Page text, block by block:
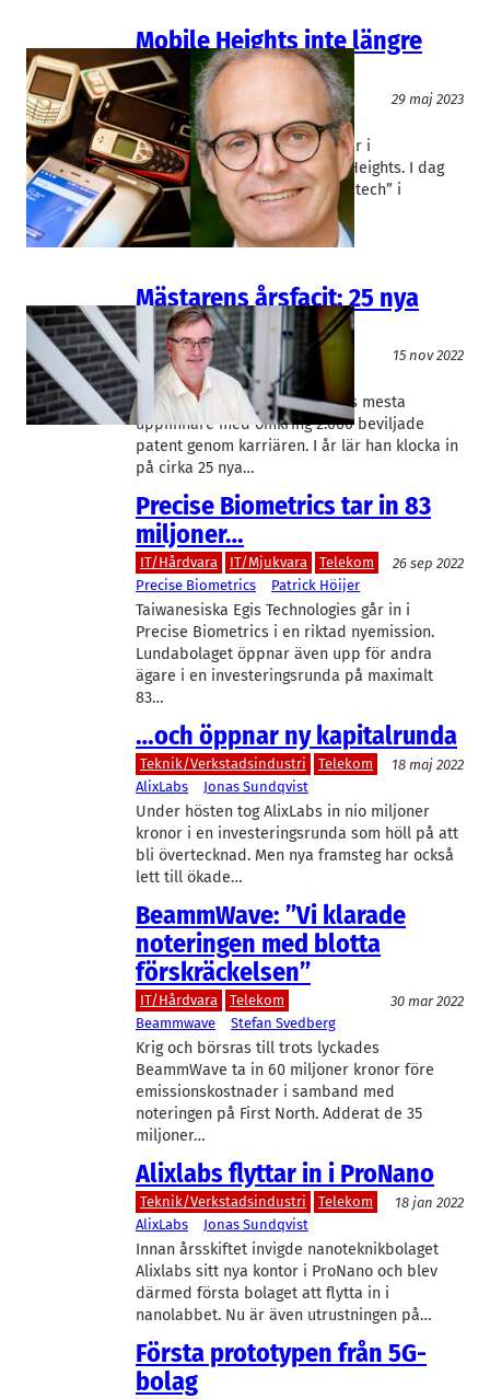
Mobile Heights inte längre
bara mobilt
Telekom
29 maj 2023
Mobile Heights
Ola Svedin
Det är inte mycket telekom kvar i
klusterorganisationen Mobile Heights. I dag
talar vd Ola Svedin hellre om ”tech” i
bredare mening.
Mästarens årsfacit: 25 nya
patent
Telekom
15 nov 2022
Bengt Lindoff
Bengt Lindoff är en av Sveriges mesta
uppfinnare med omkring 2.000 beviljade
patent genom karriären. I år lär han klocka in
på cirka 25 nya…
Precise Biometrics tar in 83
miljoner…
IT/Hårdvara IT/Mjukvara Telekom
26 sep 2022
Precise Biometrics
Patrick Höijer
Taiwanesiska Egis Technologies går in i
Precise Biometrics i en riktad nyemission.
Lundabolaget öppnar även upp för andra
ägare i en investeringsrunda på maximalt
83…
…och öppnar ny kapitalrunda
Teknik/Verkstadsindustri Telekom
18 maj 2022
AlixLabs
Jonas Sundqvist
Under hösten tog AlixLabs in nio miljoner
kronor i en investeringsrunda som höll på att
bli övertecknad. Men nya framsteg har också
lett till ökade…
BeammWave: ”Vi klarade
noteringen med blotta
förskräckelsen”
IT/Hårdvara Telekom
30 mar 2022
Beammwave
Stefan Svedberg
Krig och börsras till trots lyckades
BeammWave ta in 60 miljoner kronor före
emissionskostnader i samband med
noteringen på First North. Adderat de 35
miljoner…
Alixlabs flyttar in i ProNano
Teknik/Verkstadsindustri Telekom
18 jan 2022
AlixLabs
Jonas Sundqvist
Innan årsskiftet invigde nanoteknikbolaget
Alixlabs sitt nya kontor i ProNano och blev
därmed första bolaget att flytta in i
nanolabbet. Nu är även utrustningen på…
Första prototypen från 5G-
bolag